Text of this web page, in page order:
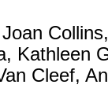
Kathleen
Cleef,